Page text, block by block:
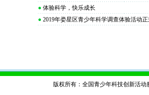
体验科学，快乐成长
2019年娄星区青少年科学调查体验活动
版权所有：全国青少年科技创新活